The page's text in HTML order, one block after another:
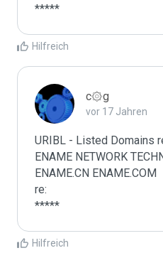
*****
Hilfreich
c۞g
vor 17 Jahren
URIBL - Listed Domains
ENAME NETWORK
ENAME.CN ENAME.COM
re:
*****
Hilfreich